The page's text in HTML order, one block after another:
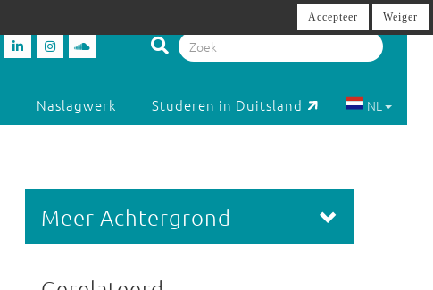
Naslagwerk Studeren in Duitsland NL
Meer Achtergrond
Accepteer Weiger